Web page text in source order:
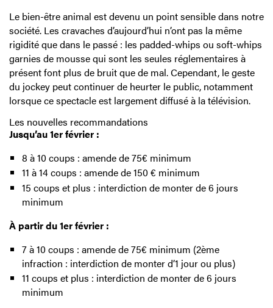
Le bien-être animal est devenu un point sensible dans notre
société. Les cravaches d’aujourd’hui n’ont pas la même
rigidité que dans le passé : les padded-whips ou soft-whips
garnies de mousse qui sont les seules réglementaires à
présent font plus de bruit que de mal. Cependant, le geste
du jockey peut continuer de heurter le public, notamment
lorsque ce spectacle est largement diffusé à la télévision.
Les nouvelles recommandations
Jusqu’au 1er février :
8 à 10 coups : amende de 75€ minimum
11 à 14 coups : amende de 150 € minimum
15 coups et plus : interdiction de monter de 6 jours
minimum
À partir du 1er février :
7 à 10 coups : amende de 75€ minimum (2ème
infraction : interdiction de monter d’1 jour ou plus)
11 coups et plus : interdiction de monter de 6 jours
minimum